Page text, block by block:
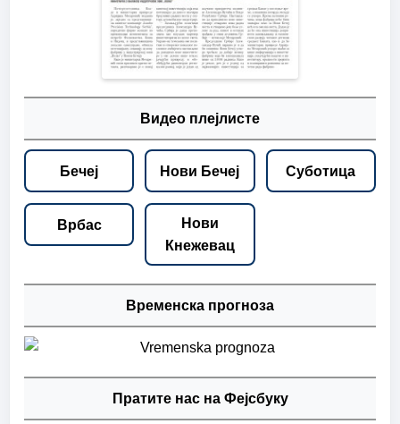
Видео плејлисте
Бечеј Нови Бечеј Суботица
Врбас
Нови
Кнежевац
Временска прогноза
Пратите нас на Фејсбуку